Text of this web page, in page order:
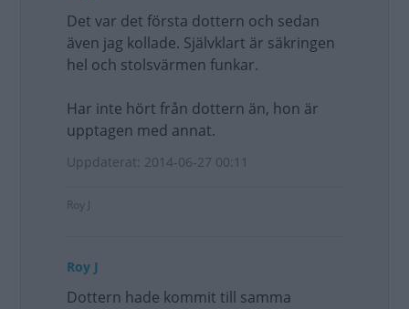
Det var det första dottern och sedan
även jag kollade. Självklart är säkringen
hel och stolsvärmen funkar.
Har inte hört från dottern än, hon är
upptagen med annat.
Uppdaterat: 2014-06-27 00:11
Roy J
Roy J
Dottern hade kommit till samma